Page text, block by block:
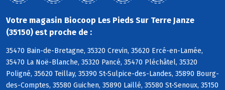
Votre magasin Biocoop Les Pieds Sur Terre Janze
(35150) est proche de :
35470 Bain-de-Bretagne, 35320 Crevin, 35620 Ercé-en-Lamée,
35470 La Noë-Blanche, 35320 Pancé, 35470 Pléchâtel, 35320
Poligné, 35620 Teillay, 35390 St-Sulpice-des-Landes, 35890 Bourg-
des-Comptes, 35580 Guichen, 35890 Laillé, 35580 St-Senoux, 35150